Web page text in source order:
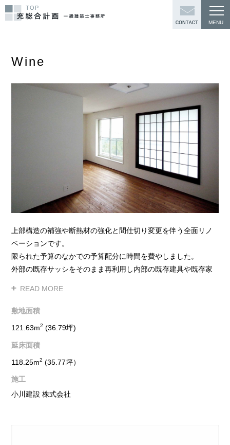
TOP
Wine
敷地面積
121.63m2 (36.79坪)
延床面積
118.25m2 (35.77坪）
施工
小川建設 株式会社
上部構造の補強や断熱材の強化と間仕切り変更を伴う全面リノ
ベーションです。
限られた予算のなかでの予算配分に時間を費やしました。
外部の既存サッシをそのまま再利用し内部の既存建具や既存家